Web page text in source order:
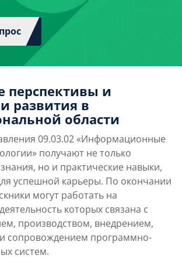
перспективы и
развития в
области
09.03.02 «Информационные
получают не только
но и практические навыки,
успешной карьеры. По окончании
могут работать на
которых связана с
производством, внедрением,
и сопровождением программно-
систем.